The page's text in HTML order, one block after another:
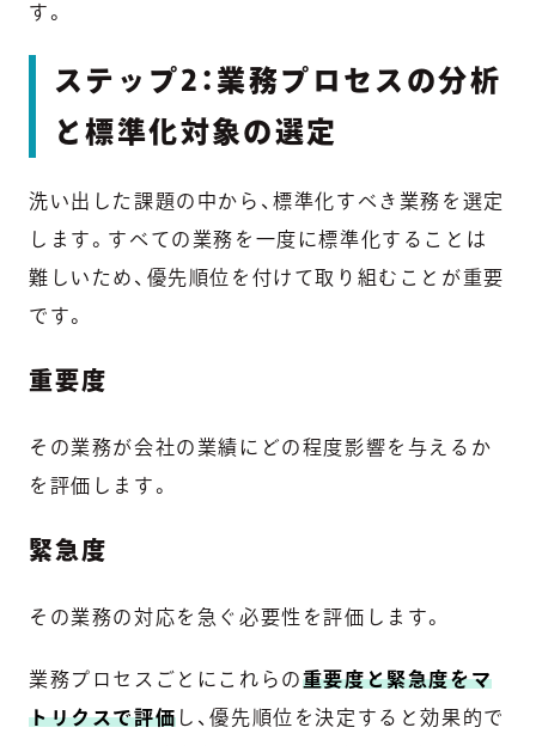
す。
ステップ2：業務プロセスの分析
と標準化対象の選定
洗い出した課題の中から、標準化すべき業務を選定
します。すべての業務を一度に標準化することは
難しいため、優先順位を付けて取り組むことが重要
です。
重要度
その業務が会社の業績にどの程度影響を与えるか
を評価します。
緊急度
その業務の対応を急ぐ必要性を評価します。
業務プロセスごとにこれらの重要度と緊急度をマ
トリクスで評価 し、優先順位を決定すると効果的で